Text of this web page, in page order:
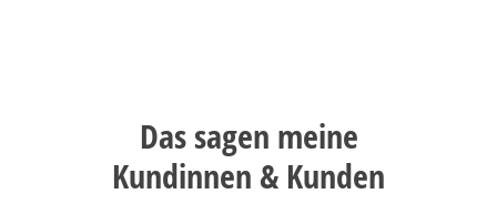
Das sagen meine
Kundinnen & Kunden